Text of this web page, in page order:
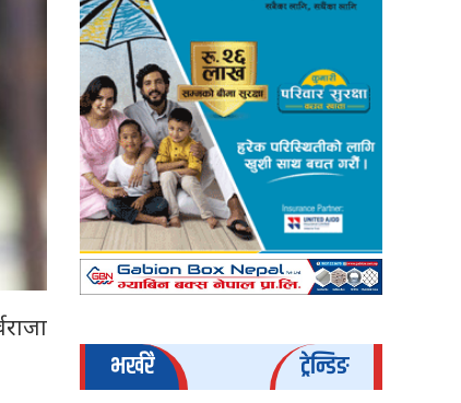
भर्खरै ट्रेन्डिङ